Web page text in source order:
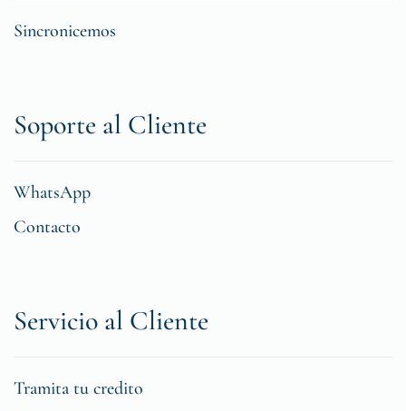
Sincronicemos
Soporte al Cliente
WhatsApp
Contacto
Servicio al Cliente
Tramita tu credito